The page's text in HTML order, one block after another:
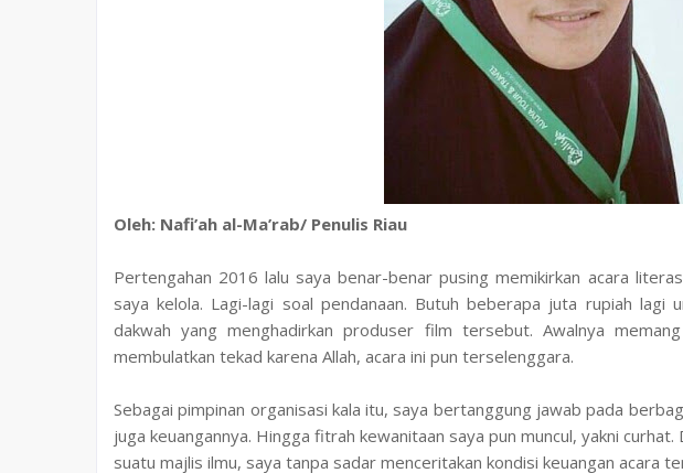
Oleh: Nafi’ah al-Ma’rab/ Penulis Riau
Pertengahan 2016 lalu saya benar-benar pusing memikirkan acara
saya kelola. Lagi-lagi soal pendanaan. Butuh beberapa juta rupiah
dakwah yang menghadirkan produser film tersebut. Awalnya
membulatkan tekad karena Allah, acara ini pun terselenggara.
Sebagai pimpinan organisasi kala itu, saya bertanggung jawab pada
juga keuangannya. Hingga fitrah kewanitaan saya pun muncul, yakni
suatu majlis ilmu, saya tanpa sadar menceritakan kondisi keuangan acara